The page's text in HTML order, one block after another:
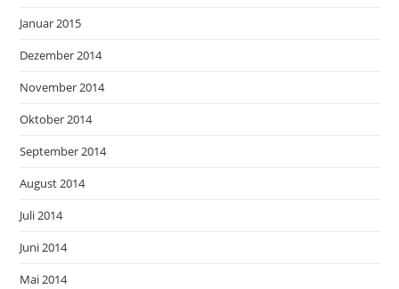
Januar 2015
Dezember 2014
November 2014
Oktober 2014
September 2014
August 2014
Juli 2014
Juni 2014
Mai 2014